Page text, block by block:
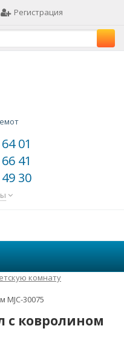
Регистрация
01
41
30
комнату
MJC-30075
с ковролином